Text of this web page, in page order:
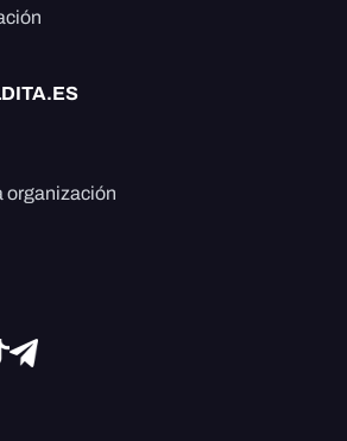
organización